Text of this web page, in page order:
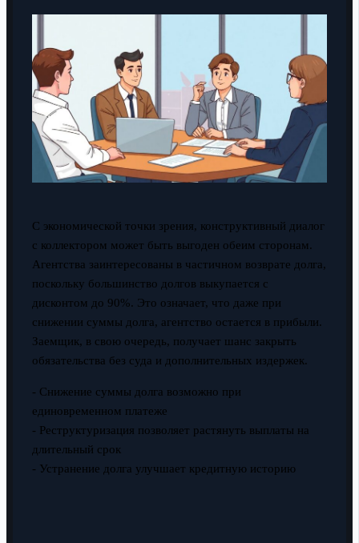
С экономической точки зрения, конструктивный диалог
с коллектором может быть выгоден обеим сторонам.
Агентства заинтересованы в частичном возврате долга,
поскольку большинство долгов выкупается с
дисконтом до 90%. Это означает, что даже при
снижении суммы долга, агентство остается в прибыли.
Заемщик, в свою очередь, получает шанс закрыть
обязательства без суда и дополнительных издержек.
- Снижение суммы долга возможно при
единовременном платеже
- Реструктуризация позволяет растянуть выплаты на
длительный срок
- Устранение долга улучшает кредитную историю